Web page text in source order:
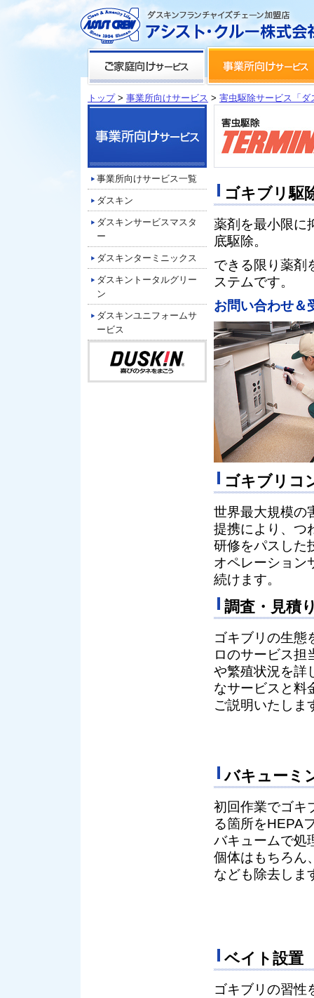
トップ> 事業所向けサービス > 害虫駆除サービス「
事業所向けサービス一覧
ダスキン
ダスキンサービスマスタ
ー
ダスキンターミニックス
ダスキントータルグリー
ン
ダスキンユニフォームサ
ービス
ゴキブリ駆
薬剤を最小限に
底駆除。
できる限り薬剤
ステムです。
お問い合わせ＆
ゴキブリコ
世界最大規模の
提携により、つ
研修をパスした
オペレーション
続けます。
調査・見積
ゴキブリの生態
ロのサービス担
や繁殖状況を詳
なサービスと料
ご説明いたしま
バキューミ
初回作業でゴキ
る箇所をHEPA
バキュームで処
個体はもちろん
なども除去しま
ベイト設置
ゴキブリの習性